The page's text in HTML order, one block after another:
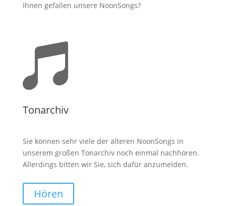
Ihnen gefallen unsere NoonSongs?

Tonarchiv
Sie können sehr viele der älteren NoonSongs in
unserem großen Tonarchiv noch einmal nachhören.
Allerdings bitten wir Sie, sich dafür anzumelden.
Hören